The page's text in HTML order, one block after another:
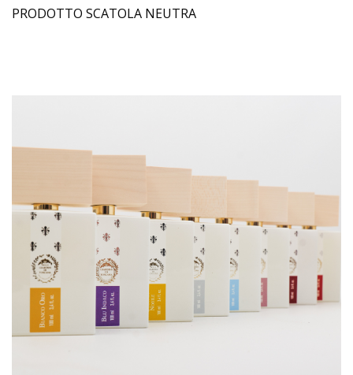
PRODOTTO SCATOLA NEUTRA